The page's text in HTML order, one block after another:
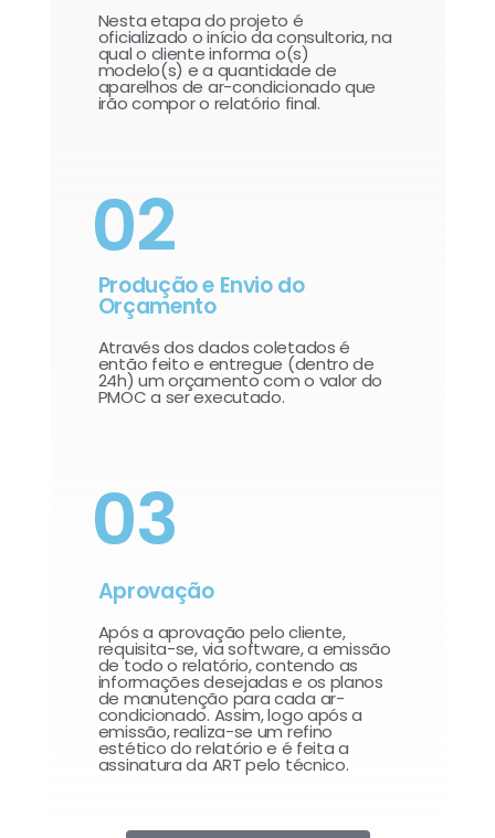
Nesta etapa do projeto é
oficializado o início da consultoria, na
qual o cliente informa o(s)
modelo(s) e a quantidade de
aparelhos de ar-condicionado que
irão compor o relatório final.​
02
Produção e Envio do
Orçamento
Através dos dados coletados é
então feito e entregue (dentro de
24h) um orçamento com o valor do
PMOC a ser executado.
03
Aprovação
Após a aprovação pelo cliente,
requisita-se, via software, a emissão
de todo o relatório, contendo as
informações desejadas e os planos
de manutenção para cada ar-
condicionado. Assim, logo após a
emissão, realiza-se um refino
estético do relatório e é feita a
assinatura da ART pelo técnico.